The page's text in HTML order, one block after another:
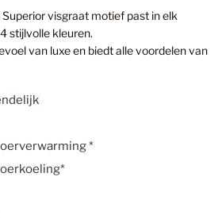
Superior visgraat motief past in elk
stijlvolle kleuren.
van luxe en biedt alle voordelen van
*